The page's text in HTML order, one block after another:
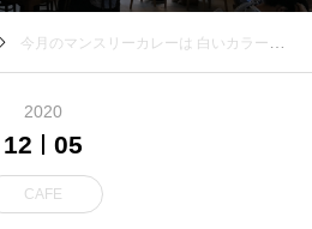
今月のマンスリーカレーは 白いカラーが冬らしい「ホワイトチキンカレー」 【テイクアウトできます】 ホワイ
2020
12 05
CAFE